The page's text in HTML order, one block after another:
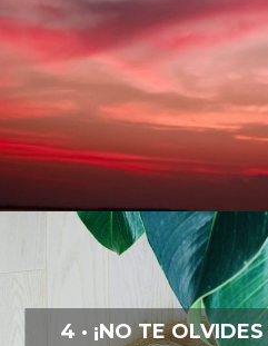
4 · ¡NO TE